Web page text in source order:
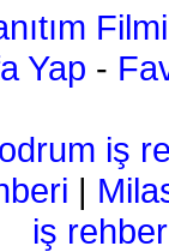
Filmi
Yap -
iş
|
iş